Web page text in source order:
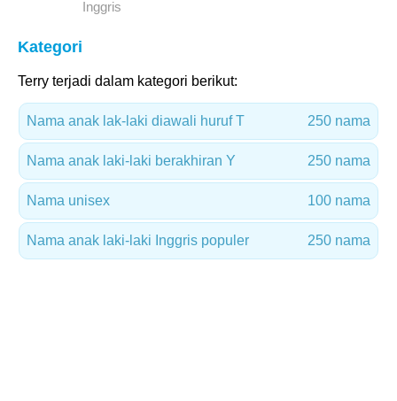
Inggris
Kategori
Terry terjadi dalam kategori berikut:
Nama anak lak-laki diawali huruf T 250 nama
Nama anak laki-laki berakhiran Y 250 nama
Nama unisex 100 nama
Nama anak laki-laki Inggris populer 250 nama